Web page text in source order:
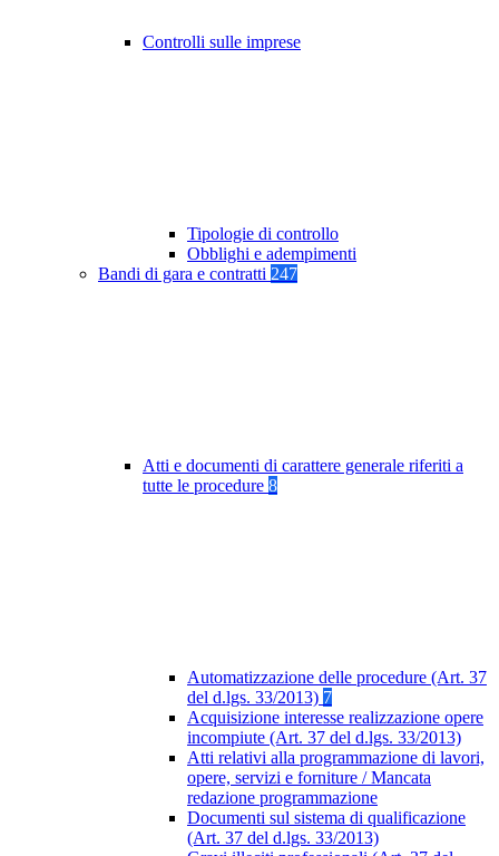
Controlli sulle imprese
Tipologie di controllo
Obblighi e adempimenti
Bandi di gara e contratti 247
Atti e documenti di carattere generale riferiti a
tutte le procedure 8
Automatizzazione delle procedure (Art. 37
del d.lgs. 33/2013) 7
Acquisizione interesse realizzazione opere
incompiute (Art. 37 del d.lgs. 33/2013)
Atti relativi alla programmazione di lavori,
opere, servizi e forniture / Mancata
redazione programmazione
Documenti sul sistema di qualificazione
(Art. 37 del d.lgs. 33/2013)